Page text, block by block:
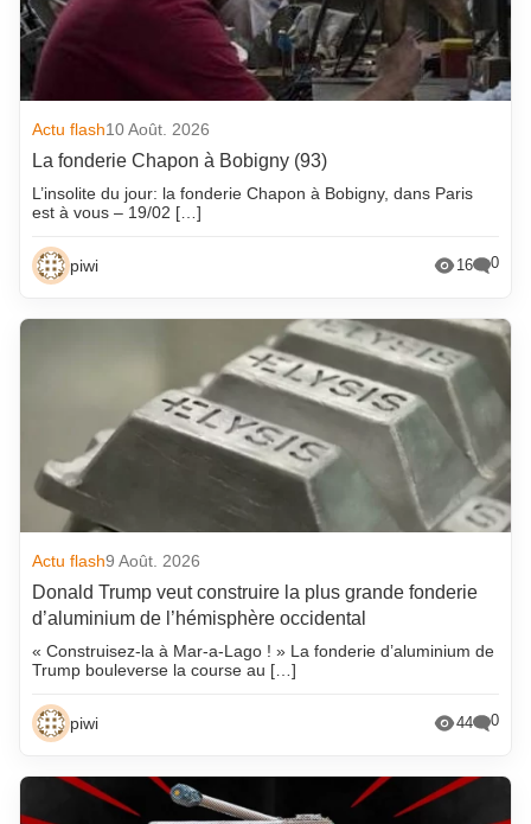
Actu flash10 Août. 2026
La fonderie Chapon à Bobigny (93)
L’insolite du jour: la fonderie Chapon à Bobigny, dans Paris
est à vous – 19/02 […]
piwi 16 0
Actu flash9 Août. 2026
Donald Trump veut construire la plus grande fonderie
d’aluminium de l’hémisphère occidental
« Construisez-la à Mar-a-Lago ! » La fonderie d’aluminium de
Trump bouleverse la course au […]
piwi 44 0